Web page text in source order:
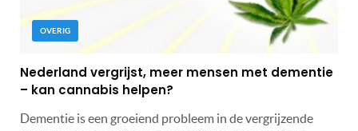
OVERIG
Nederland vergrijst, meer mensen met dementie
– kan cannabis helpen?
Dementie is een groeiend probleem in de vergrijzende